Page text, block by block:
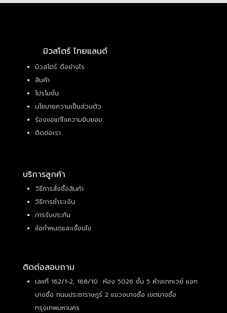
มิวสโตร์ ไทยแลนด์
มิวสโตร์ ดีอย่างไร
สินค้า
โปรโมชั่น
นโยบายความเป็นส่วนตัว
ร้องขอแก้ไขความยินยอม
ติดต่อเรา
บริการลูกค้า
วิธีการสั่งซื้อสินค้า
วิธีการชำระเงิน
การรับประกัน
ข้อกำหนดและเงื่อนไข
ติดต่อสอบถาม
เลขที่ 162/1-2, 168/10 ห้อง 5026 ชั้น 5 ห้างเกทเวย์ แอท
บางซื่อ ถนนประชาราษฎร์ 2 แขวงบางซื่อ เขตบางซื่อ
กรุงเทพมหานคร